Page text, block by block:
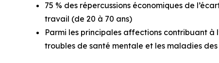
75 % des répercussions économiques de
travail (de 20 à 70 ans)
Parmi les principales affections contribuant à
troubles de santé mentale et les maladies